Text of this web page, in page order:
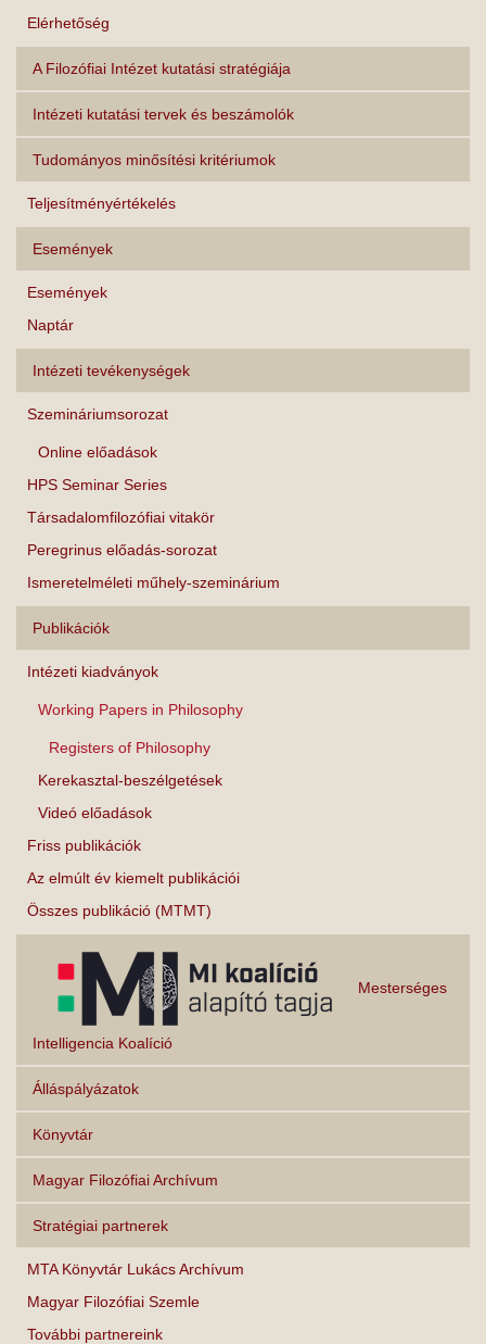
Elérhetőség
A Filozófiai Intézet kutatási stratégiája
Intézeti kutatási tervek és beszámolók
Tudományos minősítési kritériumok
Teljesítményértékelés
Események
Események
Naptár
Intézeti tevékenységek
Szemináriumsorozat
Online előadások
HPS Seminar Series
Társadalomfilozófiai vitakör
Peregrinus előadás-sorozat
Ismeretelméleti műhely-szeminárium
Publikációk
Intézeti kiadványok
Working Papers in Philosophy
Registers of Philosophy
Kerekasztal-beszélgetések
Videó előadások
Friss publikációk
Az elmúlt év kiemelt publikációi
Összes publikáció (MTMT)
Mesterséges
Intelligencia Koalíció
Álláspályázatok
Könyvtár
Magyar Filozófiai Archívum
Stratégiai partnerek
MTA Könyvtár Lukács Archívum
Magyar Filozófiai Szemle
További partnereink